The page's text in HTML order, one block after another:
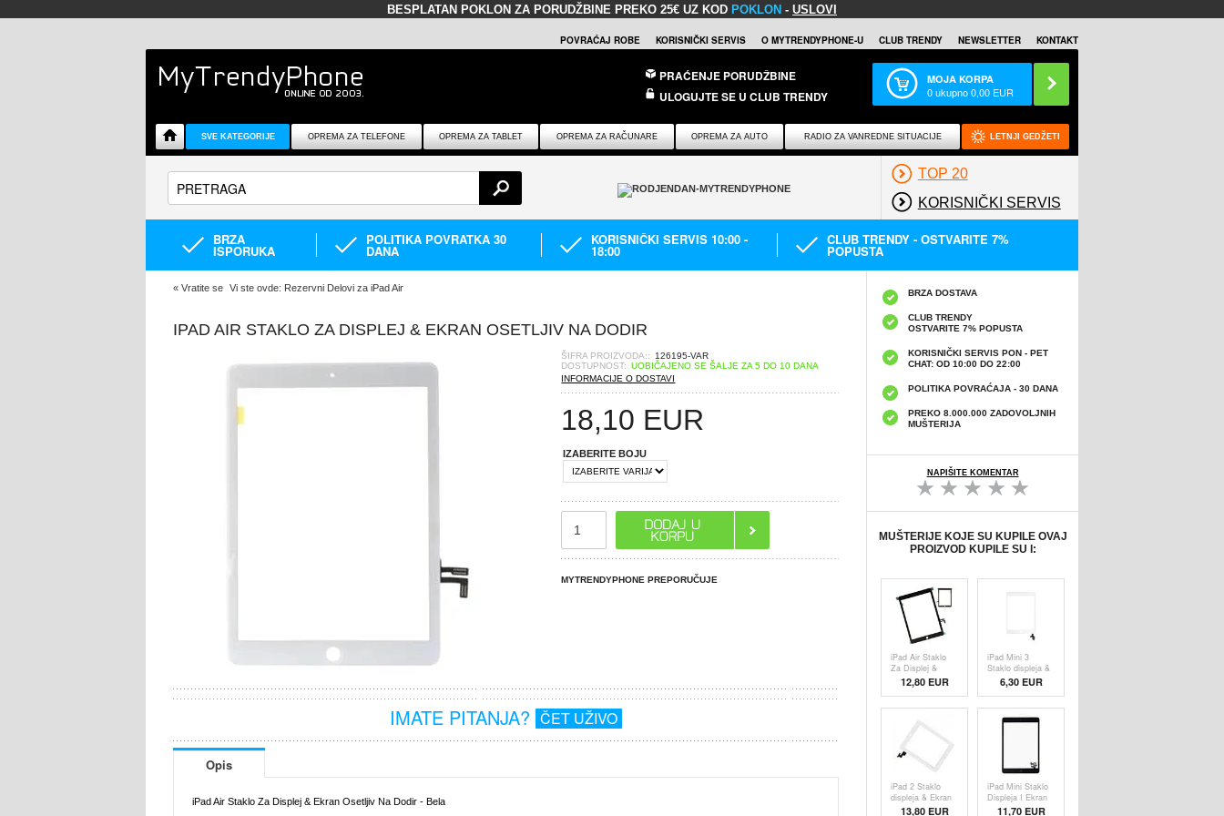
BESPLATAN POKLON ZA PORUDŽBINE PREKO 25€ UZ KOD POKLON - USLOVI
POVRAĆAJ ROBE KORISNIČKI SERVIS O MYTRENDYPHONE-U CLUB TRENDY NEWSLETTER KONTAKT
PRAĆENJE PORUDŽBINE
ULOGUJTE SE U CLUB TRENDY
MOJA KORPA
0ukupno0,00 EUR
SVE KATEGORIJE OPREMA ZA TELEFONE OPREMA ZA TABLET OPREMA ZA RAČUNARE OPREMA ZA AUTO RADIO ZA VANREDNE SITUACIJE LETNJI GEDŽETI
TOP 20
KORISNIČKI SERVIS
BRZA
ISPORUKA
POLITIKA POVRATKA 30
DANA
KORISNIČKI SERVIS 10:00 -
18:00
CLUB TRENDY - OSTVARITE 7%
POPUSTA
« Vratite se Vi ste ovde: Rezervni Delovi za iPad Air
IPAD AIR STAKLO ZA DISPLEJ & EKRAN OSETLJIV NA DODIR
ŠIFRA PROIZVODA::
126195-VAR
DOSTUPNOST: UOBIČAJENO SE ŠALJE ZA 5 DO 10 DANA
INFORMACIJE O DOSTAVI
18,10 EUR
IZABERITE BOJU
MYTRENDYPHONE PREPORUČUJE
IMATE PITANJA? ČET UŽIVO
Opis
iPad Air Staklo Za Displej & Ekran Osetljiv Na Dodir - Bela
BRZA DOSTAVA
CLUB TRENDY
OSTVARITE 7% POPUSTA
KORISNIČKI SERVIS PON - PET
CHAT: OD 10:00 DO 22:00
POLITIKA POVRAĆAJA - 30 DANA
PREKO 8.000.000 ZADOVOLJNIH
MUŠTERIJA
NAPIŠITE KOMENTAR
MUŠTERIJE KOJE SU KUPILE OVAJ
PROIZVOD KUPILE SU I:
iPad Air Staklo
Za Displej &
Ekran Osetljiv Na
Dodir - Crna
12,80 EUR
iPad Mini 3
Staklo displeja &
Ekran osetljiv na
dodir - Beli
6,30 EUR
iPad 2 Staklo
displeja & Ekran
osetljiv na dodir -
13,80 EUR
iPad Mini Staklo
Displeja I Ekran
Osetljiv Na Dodir
11,70 EUR